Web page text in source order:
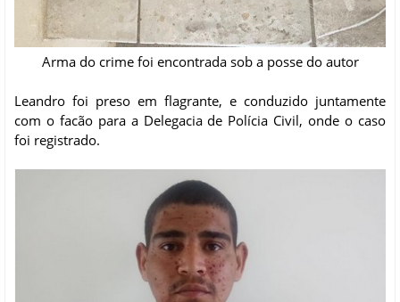
Arma do crime foi encontrada sob a posse do autor
Leandro foi preso em flagrante, e conduzido juntamente
com o facão para a Delegacia de Polícia Civil, onde o caso
foi registrado.